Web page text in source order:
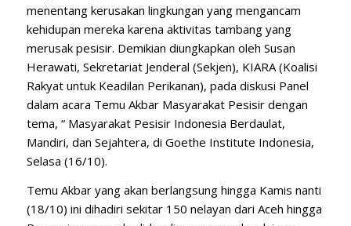
menentang kerusakan lingkungan yang mengancam
kehidupan mereka karena aktivitas tambang yang
merusak pesisir. Demikian diungkapkan oleh Susan
Herawati, Sekretariat Jenderal (Sekjen), KIARA (Koalisi
Rakyat untuk Keadilan Perikanan), pada diskusi Panel
dalam acara Temu Akbar Masyarakat Pesisir dengan
tema, “ Masyarakat Pesisir Indonesia Berdaulat,
Mandiri, dan Sejahtera, di Goethe Institute Indonesia,
Selasa (16/10).
Temu Akbar yang akan berlangsung hingga Kamis nanti
(18/10) ini dihadiri sekitar 150 nelayan dari Aceh hingga